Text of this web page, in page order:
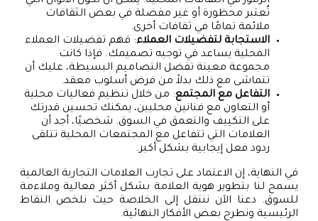
تُعتبر محظورة أو غير مفضلة في بعض الثقافات
ملائمة تمامًا في ثقافات أخرى.
الاستجابة لتفضيلات العملاء: فهم تفضيلات العملاء
المحلية يساعد في توجيه تصميمك. فإذا كانت
مجموعة معينة تفضل التصاميم البسيطة، عليك أن
تتماشى مع ذلك بدلاً من فرض أسلوب معقد.
التفاعل مع المجتمع: من خلال تنظيم فعاليات محلية
أو التعاون مع فنانين محليين، يمكنك تحسين قدرتك
على التكييف والتعمق في السوق. شخصيًا، أجد أن
العلامات التي تتفاعل مع المجتمعات المحلية تتلقى
ردود فعل إيجابية بشكل أكبر.
في النهاية، إن الاعتماد على تجارب العلامات التجارية العالمية
يسمح لنا بتطوير هوية العلامة بشكل أكثر فعالية وملاءمة
للسوق. دعنا الآن ننتقل إلى الخلاصة حيث نلخص النقاط
الرئيسية ونطرح بعض الأفكار النهائية.